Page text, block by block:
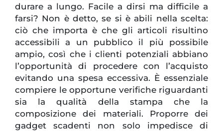
durare a lungo. Facile a dirsi ma difficile a
farsi? Non è detto, se si è abili nella scelta:
ciò che importa è che gli articoli risultino
accessibili a un pubblico il più possibile
ampio, così che i clienti potenziali abbiano
l’opportunità di procedere con l’acquisto
evitando una spesa eccessiva. È essenziale
compiere le opportune verifiche riguardanti
sia la qualità della stampa che la
composizione dei materiali. Proporre dei
gadget scadenti non solo impedisce di